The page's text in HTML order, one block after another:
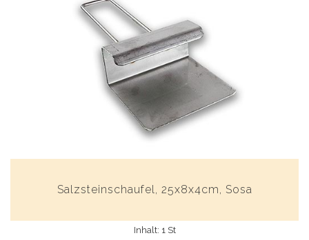
Salzsteinschaufel, 25x8x4cm, Sosa
Inhalt: 1 St